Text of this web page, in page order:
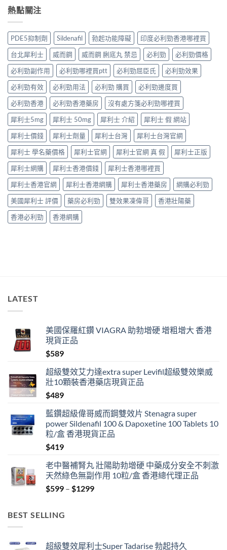
真
相，
孕
男
性
必
讀〉
中
實
體
＋
醫
學
真
相
大
公
開〉
中
印
20〉
中
作
凍
威
嘅
速
效
話
術
要
打
折
讀〉
中
士
5mg
食
先
有
效？
冇
效
嘅
原
因
逐
個
捉
——
藥
師：
九
成
「冇
效」
投
訴，
其
實
掂〉
熱點關注
PDE5抑制劑 Sildenafil 勃起功能障礙
印度必利勁香港哪裡買
台北犀利士
威而鋼 威而鋼 脷底丸 禁忌 必利勁
必利勁價格
必利勁副作用
必利勁哪裡買ptt 必利勁屈臣氏
必利勁效果
必利勁有效
必利勁用法 必利勁 購買
必利勁邊度買
必利勁香港
必利勁香港藥房
沒有處方箋必利勁哪裡買
犀利士5mg
犀利士 50mg 犀利士 介紹
犀利士 假 網站
犀利士價錢
犀利士劑量 犀利士台灣
犀利士台灣官網
犀利士 學名藥價格
犀利士官網 犀利士官網 真 假
犀利士正版
犀利士網購
犀利士香港價錢
犀利士香港哪裡買
犀利士香港官網
犀利士香港網購 犀利士香港藥房
網購必利勁
美國犀利士 評價
藥房必利勁 雙效果凍偉哥
香港壯陽藥
香港必利勁
香港網購
LATEST
美國保羅紅鑽 VIAGRA 助勃增硬 增粗增大 香港
現貨正品
$589
超級雙效艾力達extra super Levifil超級雙效樂威
壯10顆裝香港藥店現貨正品
$489
藍鑽超級偉哥威而鋼雙效片 Stenagra super
power Sildenafil 100 & Dapoxetine 100 Tablets 10
粒/盒 香港現貨正品
$419
老中醫補腎丸 壯陽助勃增硬 中藥成分安全不刺激
天然綠色無副作用 10粒/盒 香港總代理正品
$599 – $1299Price
BEST SELLING
超級雙效犀利士Super Tadarise 勃起持久